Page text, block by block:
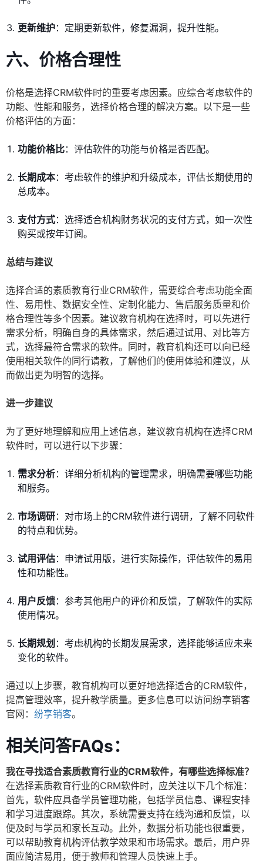
更新维护：定期更新软件，修复漏洞，提升性能。
六、价格合理性
价格是选择CRM软件时的重要考虑因素。应综合考虑软件的
功能、性能和服务，选择价格合理的解决方案。以下是一些
价格评估的方面：
功能价格比：评估软件的功能与价格是否匹配。
长期成本：考虑软件的维护和升级成本，评估长期使用的
总成本。
支付方式：选择适合机构财务状况的支付方式，如一次性
购买或按年订阅。
总结与建议
选择合适的素质教育行业CRM软件，需要综合考虑功能全面
性、易用性、数据安全性、定制化能力、售后服务质量和价
格合理性等多个因素。建议教育机构在选择时，可以先进行
需求分析，明确自身的具体需求，然后通过试用、对比等方
式，选择最符合需求的软件。同时，教育机构还可以向已经
使用相关软件的同行请教，了解他们的使用体验和建议，从
而做出更为明智的选择。
进一步建议
为了更好地理解和应用上述信息，建议教育机构在选择CRM
软件时，可以进行以下步骤：
需求分析：详细分析机构的管理需求，明确需要哪些功能
和服务。
市场调研：对市场上的CRM软件进行调研，了解不同软件
的特点和优势。
试用评估：申请试用版，进行实际操作，评估软件的易用
性和功能性。
用户反馈：参考其他用户的评价和反馈，了解软件的实际
使用情况。
长期规划 ：考虑机构的长期发展需求，选择能够适应未来
变化的软件。
通过以上步骤，教育机构可以更好地选择适合的CRM软件，
提高管理效率，提升教学质量。更多信息可以访问纷享销客
官网： 纷享销客。
相关问答FAQs：
我在寻找适合素质教育行业的CRM软件，有哪些选择标准？
在选择素质教育行业的CRM软件时，应关注以下几个标准：
首先，软件应具备学员管理功能，包括学员信息、课程安排
和学习进度跟踪。其次，系统需要支持在线沟通和反馈，以
便及时与学员和家长互动。此外，数据分析功能也很重要，
可以帮助教育机构评估教学效果和市场需求。最后，用户界
面应简洁易用，便于教师和管理人员快速上手。